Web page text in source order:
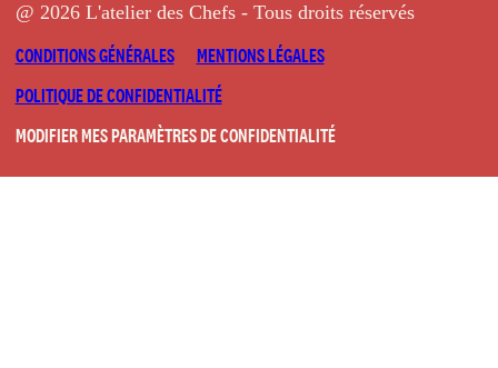
@ 2026 L'atelier des Chefs - Tous droits réservés
CONDITIONS GÉNÉRALES
MENTIONS LÉGALES
POLITIQUE DE CONFIDENTIALITÉ
MODIFIER MES PARAMÈTRES DE CONFIDENTIALITÉ